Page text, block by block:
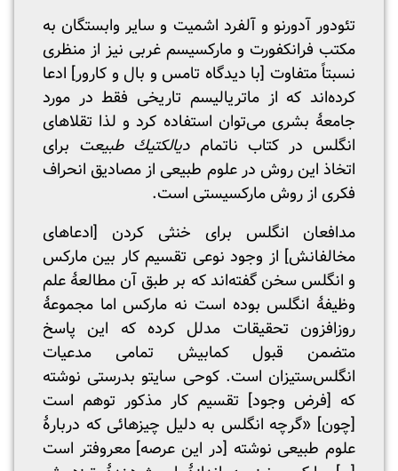
تئودور آدورنو و آلفرد اشمیت و سایر وابستگان به
مکتب فرانکفورت و مارکسیسم غربی نیز از منظری
نسبتاً متفاوت [با دیدگاه تامس و بال و کارور] ادعا
کرده‌اند که از ماتریالیسم تاریخی فقط در مورد
جامعۀ بشری می‌توان استفاده کرد و لذا تقلاهای
انگلس در کتاب ناتمام دیالکتیك طبیعت برای
اتخاذ این روش در علوم طبیعی از مصادیق انحراف
فکری از روش مارکسیستی است.
مدافعان انگلس برای خنثی کردن [ادعاهای
مخالفانش] از وجود نوعی تقسیم کار بین مارکس
و انگلس سخن گفته‌اند که بر طبق آن مطالعۀ علم
وظیفۀ انگلس بوده است نه مارکس اما مجموعۀ
روزافزون تحقیقات مدلل کرده که این پاسخ
متضمن قبول کمابیش تمامی مدعیات
انگلس‌ستیزان است. کوحی سایتو بدرستی نوشته
که [فرض وجود] تقسیم کار مذکور توهم است
[چون] «گرچه انگلس به دلیل چیزهائی که دربارۀ
علوم طبیعی نوشته [در این عرصه] معروفتر است